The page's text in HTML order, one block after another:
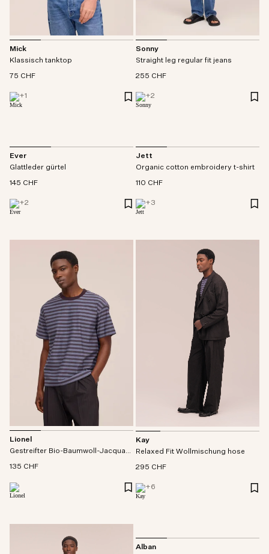
Mick
Klassisch tanktop
75 CHF
+1
Sonny
Straight leg regular fit jeans
255 CHF
+2
Ever
Glattleder gürtel
145 CHF
+2
Jett
Organic cotton embroidery t-shirt
110 CHF
+3
Lionel
Gestreifter Bio-Baumwoll-Jacquard t-shirt
135 CHF
Kay
Relaxed Fit Wollmischung hose
295 CHF
+6
Alban